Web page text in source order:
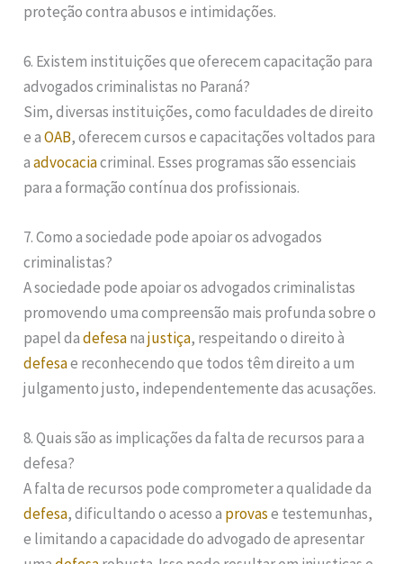
proteção contra abusos e intimidações.
6. Existem instituições que oferecem capacitação para
advogados criminalistas no Paraná?
Sim, diversas instituições, como faculdades de direito
e aOAB, oferecem cursos e capacitações voltados para
aadvocaciacriminal. Esses programas são essenciais
para a formação contínua dos profissionais.
7. Como a sociedade pode apoiar os advogados
criminalistas?
A sociedade pode apoiar os advogados criminalistas
promovendo uma compreensão mais profunda sobre o
papel dadefesanajustiça, respeitando o direito à
defesae reconhecendo que todos têm direito a um
julgamento justo, independentemente das acusações.
8. Quais são as implicações da falta de recursos para a
defesa?
A falta de recursos pode comprometer a qualidade da
defesa, dificultando o acesso a provase testemunhas,
e limitando a capacidade do advogado de apresentar